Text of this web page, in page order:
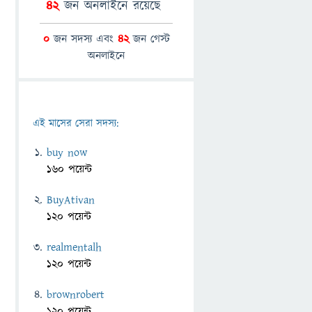
42জন অনলাইনে রয়েছে
0জন সদস্য এবং 42জন গেস্ট
অনলাইনে
এই মাসের সেরা সদস্য:
buy now
160 পয়েন্ট
BuyAtivan
120 পয়েন্ট
realmentalh
120 পয়েন্ট
brownrobert